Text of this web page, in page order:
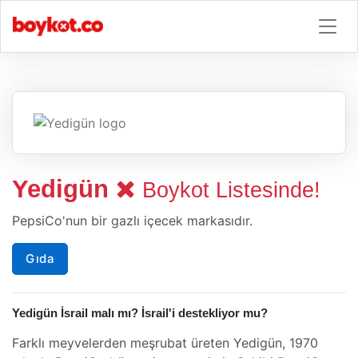
Yedigün Boykot Listesinde!
PepsiCo'nun bir gazlı içecek markasıdır.
Gıda
Yedigün İsrail malı mı? İsrail'i destekliyor mu?
Farklı meyvelerden meşrubat üreten Yedigün, 1970